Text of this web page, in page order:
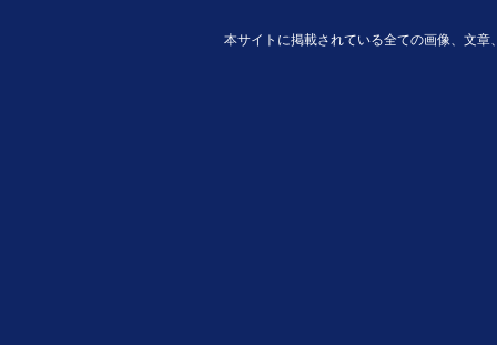
本サイトに掲載されている全ての画像、文